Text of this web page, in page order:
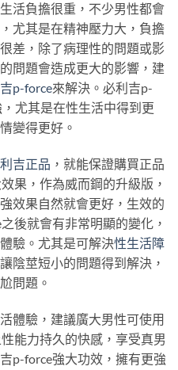
活負擔很重，不少男性都會
尤其是在精神壓力大，負擔
差，除了病理性的問題或影
問題會造成更大的影響，建
p-force來解決。必利吉p-
尤其是在性生活中得到更
變得更好。
吉正品 ，就能保證購買正品
果，作為威而鋼的升級版，
效果自然就會更好，生效的
後就會有非常明顯的變化，
驗。尤其是可解決性生活障
陰莖短小的問題得到解決，
問題。
體驗，建議廣大男性可使用
能力持久的快感，享受真男
p-force強大功效，擁有更強